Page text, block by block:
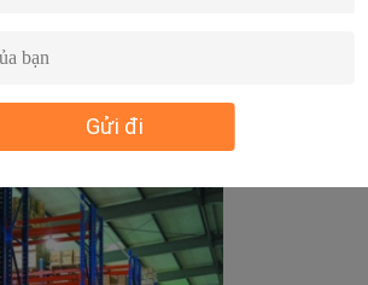
Gửi đi
dài, chiều cao và chiều rộng.
với hàng hóa trên.